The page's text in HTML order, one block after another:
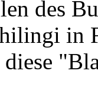
des
in